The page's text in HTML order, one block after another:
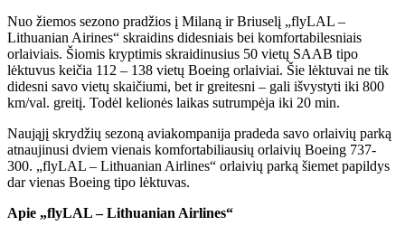
Nuo žiemos sezono pradžios į Milaną ir Briuselį „flyLAL –
Lithuanian Airines“ skraidins didesniais bei komfortabilesniais
orlaiviais. Šiomis kryptimis skraidinusius 50 vietų SAAB tipo
lėktuvus keičia 112 – 138 vietų Boeing orlaiviai. Šie lėktuvai ne tik
didesni savo vietų skaičiumi, bet ir greitesni – gali išvystyti iki 800
km/val. greitį. Todėl kelionės laikas sutrumpėja iki 20 min.
Naująjį skrydžių sezoną aviakompanija pradeda savo orlaivių parką
atnaujinusi dviem vienais komfortabiliausių orlaivių Boeing 737-
300. „flyLAL – Lithuanian Airlines“ orlaivių parką šiemet papildys
dar vienas Boeing tipo lėktuvas.
Apie „flyLAL – Lithuanian Airlines“